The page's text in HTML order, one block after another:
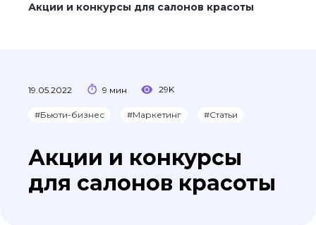
Акции и конкурсы для салонов красоты
19.05.2022 9 мин 29K
#Бьюти-бизнес #Маркетинг #Статьи
Акции и конкурсы
для салонов красоты